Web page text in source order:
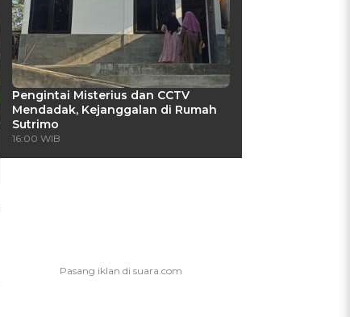
Pengintai Misterius dan CCTV
Mendadak, Kejanggalan di Rumah
Sutrimo
16:00 WIB